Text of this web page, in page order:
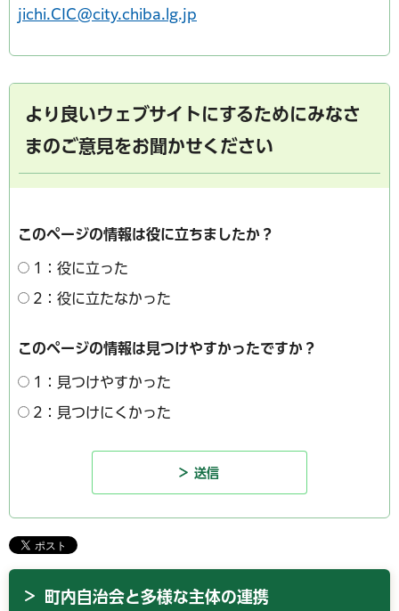
jichi.CIC@city.chiba.lg.jp
より良いウェブサイトにするためにみなさ
まのご意見をお聞かせください
このページの情報は役に立ちましたか？
1：役に立った
2：役に立たなかった
このページの情報は見つけやすかったですか？
1：見つけやすかった
2：見つけにくかった
町内自治会と多様な主体の連携